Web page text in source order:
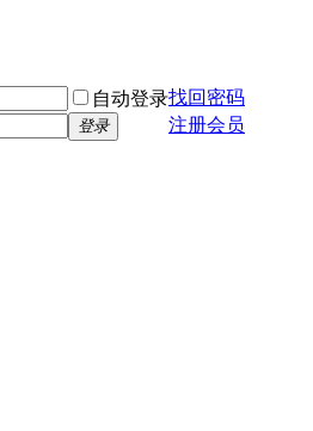
自动登录找回密码
登录 注册会员